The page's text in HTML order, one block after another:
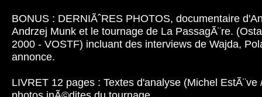
BONUS : DERNIÃˆRES PHOTOS, documentaire
Andrzej Munk et le tournage de La PassagÃ¨re.
2000 - VOSTF) incluant des interviews de Wajda,
annonce.
LIVRET 12 pages : Textes d'analyse (Michel EstÃ¨ve